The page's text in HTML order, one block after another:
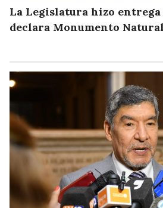
La Legislatura hizo entrega
declara Monumento